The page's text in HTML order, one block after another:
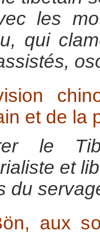
les
qui
et de la
le
et
du
aux